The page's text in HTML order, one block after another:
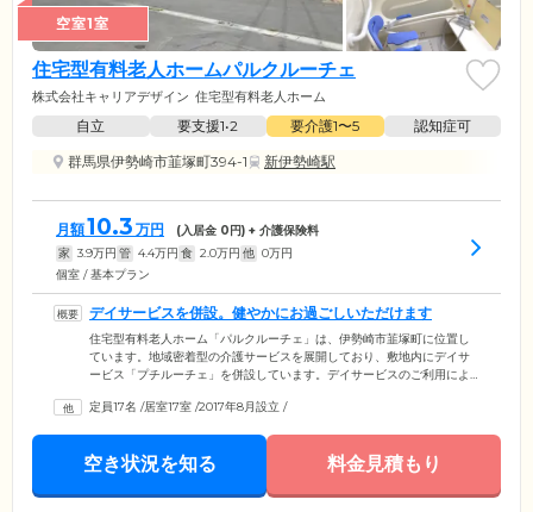
空室1室
住宅型有料老人ホームパルクルーチェ
株式会社キャリアデザイン 住宅型有料老人ホーム
自立 要支援1•2 要介護1〜5
認知症可
群馬県伊勢崎市韮塚町394-1
新伊勢崎駅
月額10.3 万円 (入居金 0円) + 介護保険料
家 3.9万円 管 4.4万円 食 2.0万円 他 0万円
個室 / 基本プラン
デイサービスを併設。健やかにお過ごしいただけます
住宅型有料老人ホーム「パルクルーチェ」は、伊勢崎市韮塚町に位置し
ています。地域密着型の介護サービスを展開しており、敷地内にデイサ
ービス「プチルーチェ」を併設しています。デイサービスのご利用によ
をお楽しみいただけます。グループ活動やレクリエーションプログラム
を過ごすことができます。こういった活動は、身体機能の維持・向上だ
けでなく孤立感の軽減や心理的な健康の促進も期待できます。
定員17名 /居室17室 /2017年8月設立 /
空き状況を知る 料金見積もり